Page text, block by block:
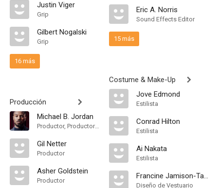
Justin Viger
Grip
Gilbert Nogalski
Grip
16 más
Producción
Michael B. Jordan
Productor, Productor Ejecutivo
Gil Netter
Productor
Asher Goldstein
Productor
Eric A. Norris
Sound Effects Editor
15 más
Costume & Make-Up
Jove Edmond
Estilista
Conrad Hilton
Estilista
Ai Nakata
Estilista
Francine Jamison-Tanchuck
Diseño de Vestuario